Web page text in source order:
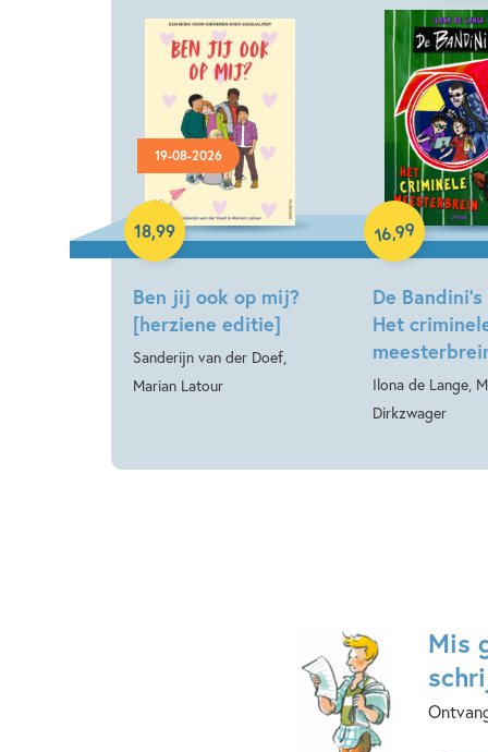
19-08-2026
Ben jij ook op mij?
[herziene editie]
Sanderijn van der Doef,
Marian Latour
18,99
Hardcover
De
Het
Ilona de Lange,
Dirkzwager
16,99
Hardcover
Mis